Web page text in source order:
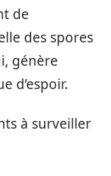
de
des spores
génère
d’espoir.
à surveiller